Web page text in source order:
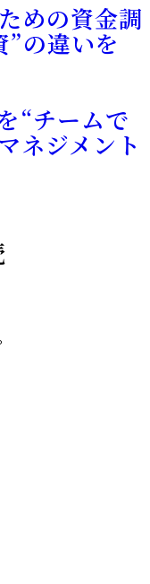
めの資金調
の違いを
“チームで
ネジメント